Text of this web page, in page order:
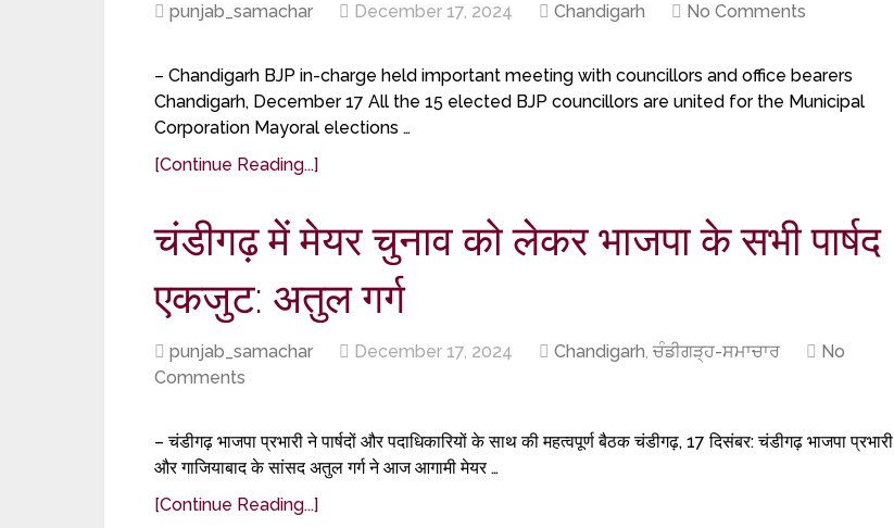
punjab_samachar December 17, 2024 Chandigarh No Comments
– Chandigarh BJP in-charge held important meeting with councillors and office bearers
Chandigarh, December 17 All the 15 elected BJP councillors are united for the Municipal
Corporation Mayoral elections …
[Continue Reading...]
चंडीगढ़ में मेयर चुनाव को लेकर भाजपा के सभी पार्षद
एकजुट: अतुल गर्ग
punjab_samachar December 17, 2024 Chandigarh, ਚੰਡੀਗੜ੍ਹ-ਸਮਾਚਾਰ
No
Comments
– चंडीगढ़ भाजपा प्रभारी ने पार्षदों और पदाधिकारियों के साथ की महत्वपूर्ण बैठक चंडीगढ़, 17 दिसंबर: चंडीगढ़ भाजपा प्रभारी
और गाजियाबाद के सांसद अतुल गर्ग ने आज आगामी मेयर …
[Continue Reading...]